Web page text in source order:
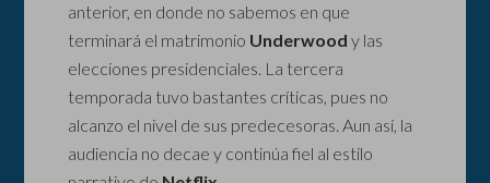
anterior, en donde no sabemos en que
terminará el matrimonio Underwood y las
elecciones presidenciales. La tercera
temporada tuvo bastantes críticas, pues no
alcanzo el nivel de sus predecesoras. Aun así, la
audiencia no decae y continúa fiel al estilo